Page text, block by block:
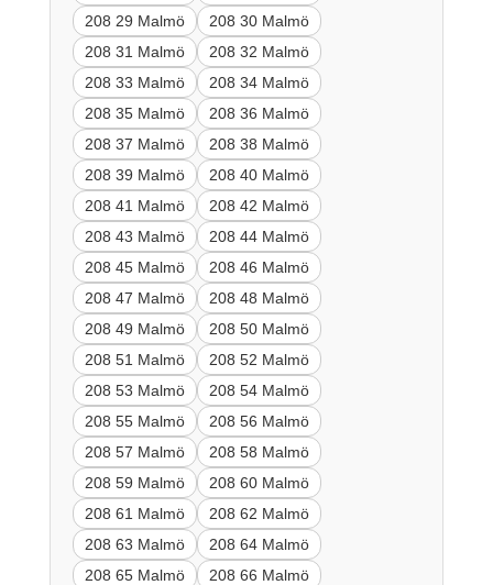
208 29 Malmö
208 30 Malmö
208 31 Malmö
208 32 Malmö
208 33 Malmö
208 34 Malmö
208 35 Malmö
208 36 Malmö
208 37 Malmö
208 38 Malmö
208 39 Malmö
208 40 Malmö
208 41 Malmö
208 42 Malmö
208 43 Malmö
208 44 Malmö
208 45 Malmö
208 46 Malmö
208 47 Malmö
208 48 Malmö
208 49 Malmö
208 50 Malmö
208 51 Malmö
208 52 Malmö
208 53 Malmö
208 54 Malmö
208 55 Malmö
208 56 Malmö
208 57 Malmö
208 58 Malmö
208 59 Malmö
208 60 Malmö
208 61 Malmö
208 62 Malmö
208 63 Malmö
208 64 Malmö
208 65 Malmö
208 66 Malmö